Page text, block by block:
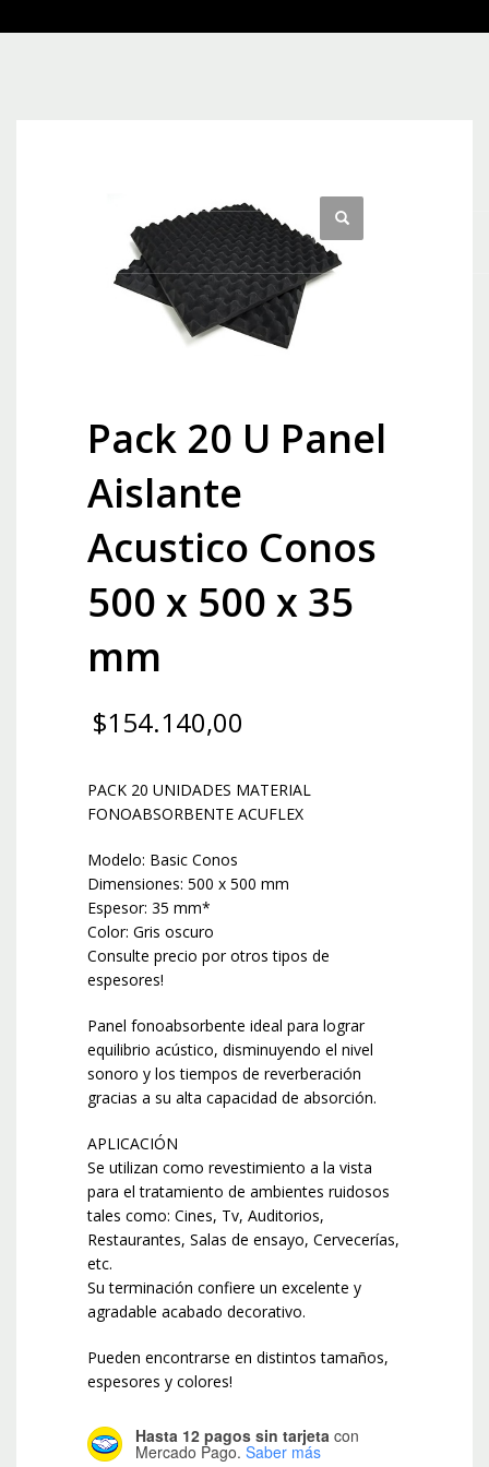
Pack 20 U Panel
Aislante
Acustico Conos
500 x 500 x 35
mm
$154.140,00
PACK 20 UNIDADES MATERIAL
FONOABSORBENTE ACUFLEX
Modelo: Basic Conos
Dimensiones: 500 x 500 mm
Espesor: 35 mm*
Color: Gris oscuro
Consulte precio por otros tipos de
espesores!
Panel fonoabsorbente ideal para lograr
equilibrio acústico, disminuyendo el nivel
sonoro y los tiempos de reverberación
gracias a su alta capacidad de absorción.
APLICACIÓN
Se utilizan como revestimiento a la vista
para el tratamiento de ambientes ruidosos
tales como: Cines, Tv, Auditorios,
Restaurantes, Salas de ensayo, Cervecerías,
etc.
Su terminación confiere un excelente y
agradable acabado decorativo.
Pueden encontrarse en distintos tamaños,
espesores y colores!
Hasta 12 pagos sin tarjeta con
Mercado Pago. Saber más